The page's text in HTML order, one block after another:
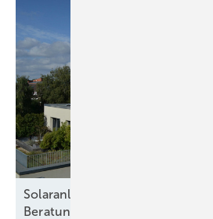
Solaranlagen auf
Beratungsangebot für